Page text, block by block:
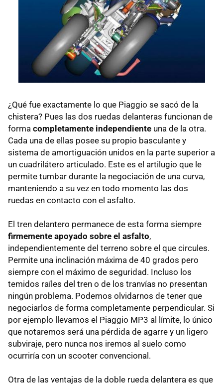
¿Qué fue exactamente lo que Piaggio se sacó de la
chistera? Pues las dos ruedas delanteras funcionan de
forma completamente independiente una de la otra.
Cada una de ellas posee su propio basculante y
sistema de amortiguación unidos en la parte superior a
un cuadrilátero articulado. Este es el artilugio que le
permite tumbar durante la negociación de una curva,
manteniendo a su vez en todo momento las dos
ruedas en contacto con el asfalto.
El tren delantero permanece de esta forma siempre
firmemente apoyado sobre el asfalto,
independientemente del terreno sobre el que circules.
Permite una inclinación máxima de 40 grados pero
siempre con el máximo de seguridad. Incluso los
temidos raíles del tren o de los tranvías no presentan
ningún problema. Podemos olvidarnos de tener que
negociarlos de forma completamente perpendicular. Si
por ejemplo llevamos el Piaggio MP3 al límite, lo único
que notaremos será una pérdida de agarre y un ligero
subviraje, pero nunca nos iremos al suelo como
ocurriría con un scooter convencional.
Otra de las ventajas de la doble rueda delantera es que